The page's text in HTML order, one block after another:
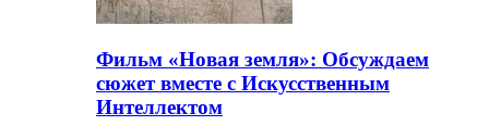
Фильм «Новая земля»: Обсуждаем
сюжет вместе с Искусственным
Интеллектом